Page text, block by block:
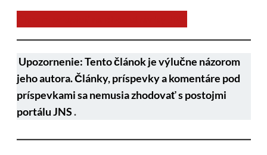
Upozornenie: Tento článok je výlučne názorom
jeho autora. Články, príspevky a komentáre pod
príspevkami sa nemusia zhodovať s postojmi
portálu JNS.